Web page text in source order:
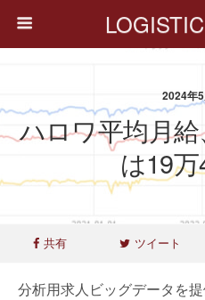
2024年
ハロワ平均月
は19
共有 ツイート
分析用求人ビッグデータを